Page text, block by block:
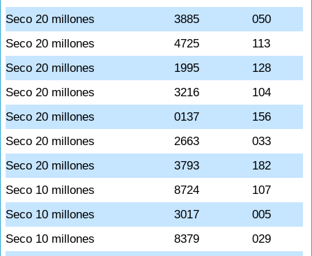
Seco 20 millones
3885
050
Seco 20 millones
4725
113
Seco 20 millones
1995
128
Seco 20 millones
3216
104
Seco 20 millones
0137
156
Seco 20 millones
2663
033
Seco 20 millones
3793
182
Seco 10 millones
8724
107
Seco 10 millones
3017
005
Seco 10 millones
8379
029